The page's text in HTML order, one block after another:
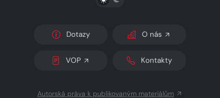
Dotazy O nás
VOP Kontakty
Autorská práva k publikovaným materiálům